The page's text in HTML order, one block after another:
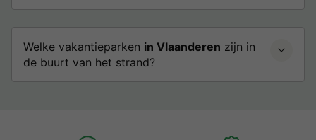
Welke vakantieparken in Vlaanderen zijn in
de buurt van het strand?